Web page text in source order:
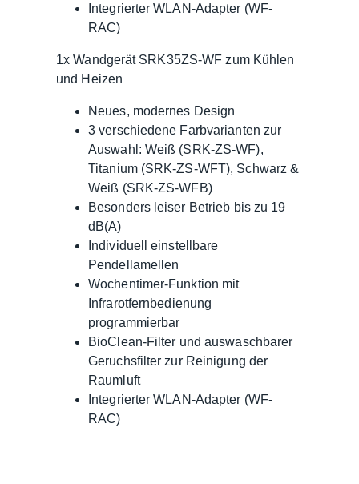
Integrierter WLAN-Adapter (WF-
RAC)
1x Wandgerät SRK35ZS-WF zum Kühlen
und Heizen
Neues, modernes Design
3 verschiedene Farbvarianten zur
Auswahl: Weiß (SRK-ZS-WF),
Titanium (SRK-ZS-WFT), Schwarz &
Weiß (SRK-ZS-WFB)
Besonders leiser Betrieb bis zu 19
dB(A)
Individuell einstellbare
Pendellamellen
Wochentimer-Funktion mit
Infrarotfernbedienung
programmierbar
BioClean-Filter und auswaschbarer
Geruchsfilter zur Reinigung der
Raumluft
Integrierter WLAN-Adapter (WF-
RAC)